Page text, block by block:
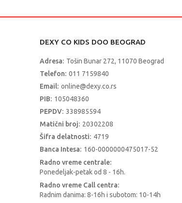
DEXY CO KIDS DOO BEOGRAD
Adresa: Tošin Bunar 272, 11070 Beograd
Telefon: 011 7159840
Email: online@dexy.co.rs
PIB: 105048360
PEPDV: 338985594
Matični broj: 20302208
Šifra delatnosti: 4719
Banca Intesa: 160-0000000475017-52
Radno vreme centrale:
Ponedeljak-petak od 8 - 16h.
Radno vreme Call centra:
Radnim danima: 8-16h i subotom: 10-14h